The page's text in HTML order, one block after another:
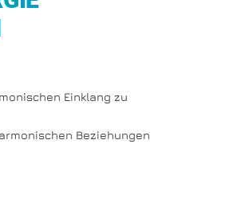
Einklang zu
Beziehungen